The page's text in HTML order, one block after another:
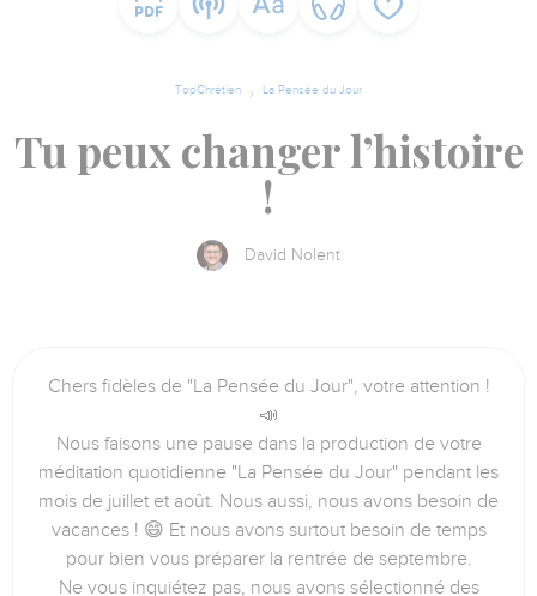
TopChrétien La Pensée du Jour
Tu peux changer l’histoire
!
David Nolent
Chers fidèles de "La Pensée du Jour", votre attention !
📣
Nous faisons une pause dans la production de votre
méditation quotidienne "La Pensée du Jour" pendant les
mois de juillet et août. Nous aussi, nous avons besoin de
vacances ! 😄 Et nous avons surtout besoin de temps
pour bien vous préparer la rentrée de septembre.
Ne vous inquiétez pas, nous avons sélectionné des